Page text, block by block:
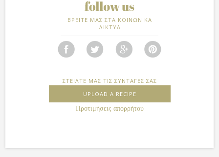
ΒΡΕΙΤΕ ΜΑΣ ΣΤΑ ΚΟΙΝΩΝΙΚΑ
ΔΙΚΤΥΑ
ΣΤΕΙΛΤΕ ΜΑΣ ΤΙΣ ΣΥΝΤΑΓΕΣ ΣΑΣ
UPLOAD A RECIPE
Προτιμήσεις απορρήτου